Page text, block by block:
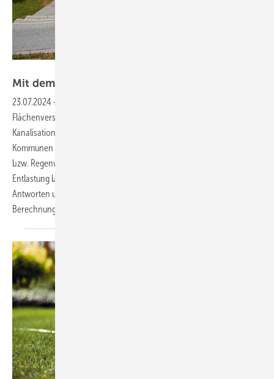
Mit dem Regen
23.07.2024 -
Flächenversiegelung bilden eine fatale Kombination, die die
Kanalisation zunehmend an ihre Grenzen bringt. Immer mehr
Kommunen reagieren darauf mit Einleitbeschränkungen. Retention
bzw. Regenwasserrückhaltung auf dem Flachdach kann hier
Entlastung bringen. Aber wie wird sie berechnet? Rainer Pieper gibt
Antworten und erläutert das entsprechende
Berechnungsverfahren.